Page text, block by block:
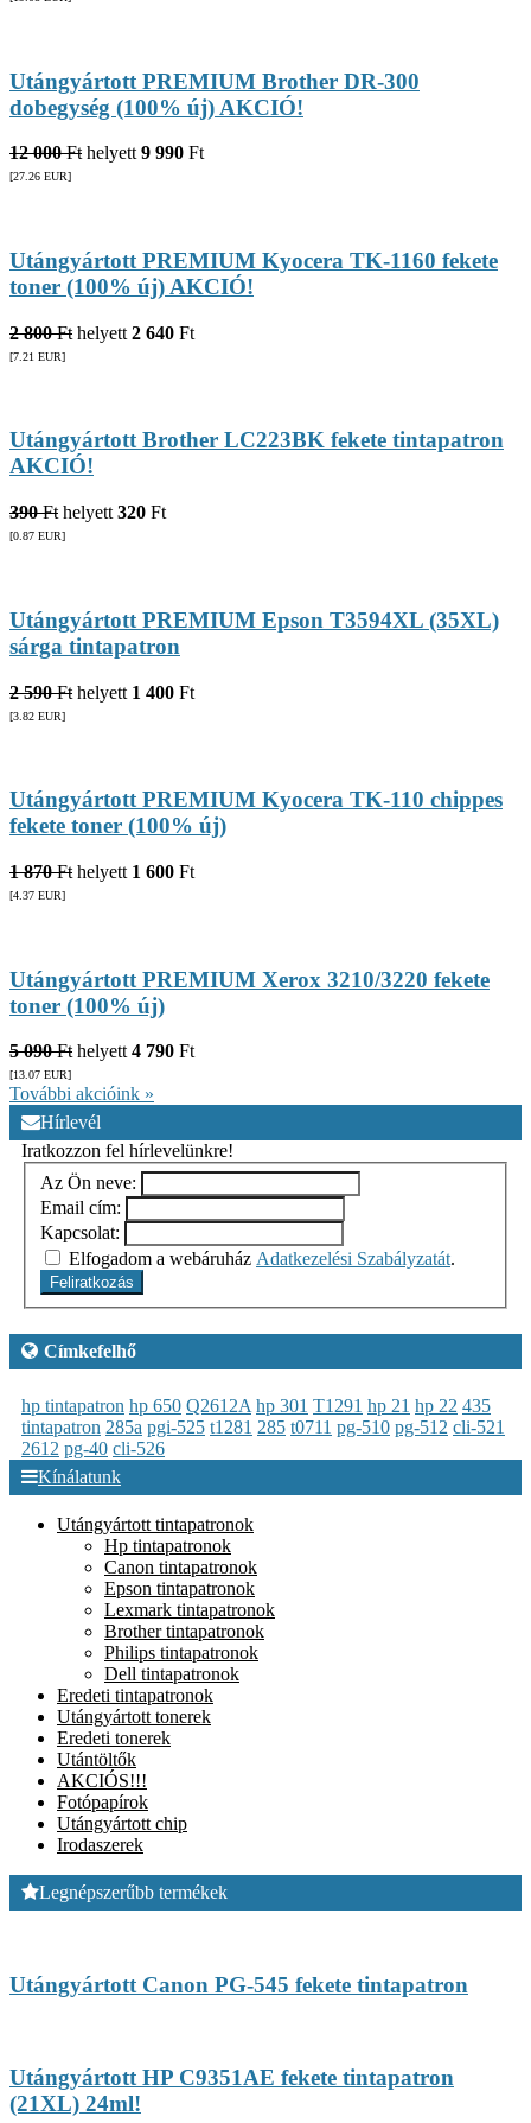
Utángyártott PREMIUM Brother DR-300
dobegység (100% új) AKCIÓ!
12 000 Ft helyett 9 990 Ft
[27.26 EUR]
Utángyártott PREMIUM Kyocera TK-1160 fekete
toner (100% új) AKCIÓ!
2 800 Ft helyett 2 640 Ft
[7.21 EUR]
Utángyártott Brother LC223BK fekete tintapatron
AKCIÓ!
390 Ft helyett 320 Ft
[0.87 EUR]
Utángyártott PREMIUM Epson T3594XL (35XL)
sárga tintapatron
2 590 Ft helyett 1 400 Ft
[3.82 EUR]
Utángyártott PREMIUM Kyocera TK-110 chippes
fekete toner (100% új)
1 870 Ft helyett 1 600 Ft
[4.37 EUR]
Utángyártott PREMIUM Xerox 3210/3220 fekete
toner (100% új)
5 090 Fthelyett4 790 Ft
[13.07 EUR]
További akcióink »
Hírlevél
Iratkozzon fel hírlevelünkre!
Az Ön neve:
Email cím:
Kapcsolat:
Elfogadom a webáruház Adatkezelési Szabályzatát.
Feliratkozás
Címkefelhő
hp tintapatron hp 650 Q2612A hp 301 T1291 hp 21 hp 22 435
tintapatron 285a pgi-525 t1281 285 t0711 pg-510 pg-512 cli-521
2612 pg-40 cli-526
Kínálatunk
Utángyártott tintapatronok
Hp tintapatronok
Canon tintapatronok
Epson tintapatronok
Lexmark tintapatronok
Brother tintapatronok
Philips tintapatronok
Dell tintapatronok
Eredeti tintapatronok
Utángyártott tonerek
Eredeti tonerek
Utántöltők
AKCIÓS!!!
Fotópapírok
Utángyártott chip
Irodaszerek
Legnépszerűbb termékek
Utángyártott Canon PG-545 fekete tintapatron
Utángyártott HP C9351AE fekete tintapatron
(21XL) 24ml!